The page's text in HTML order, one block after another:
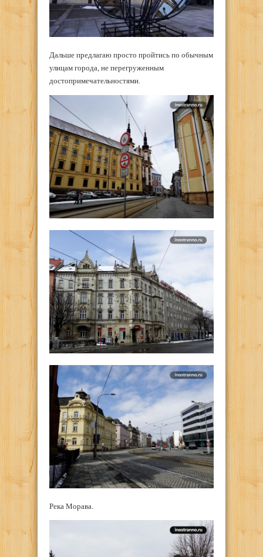
Дальше предлагаю просто пройтись по обычным
улицам города, не перегруженным
достопримечательностями.
Река Морава.